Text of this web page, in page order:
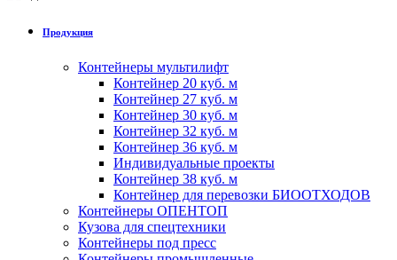
Продукция
Контейнеры мультилифт
Контейнер 20 куб. м
Контейнер 27 куб. м
Контейнер 30 куб. м
Контейнер 32 куб. м
Контейнер 36 куб. м
Индивидуальные проекты
Контейнер 38 куб. м
Контейнер для перевозки БИООТХОДОВ
Контейнеры ОПЕНТОП
Кузова для спецтехники
Контейнеры под пресс